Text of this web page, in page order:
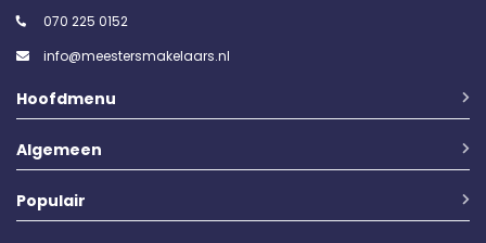
070 225 0152
info@meestersmakelaars.nl
Hoofdmenu
Algemeen
Populair